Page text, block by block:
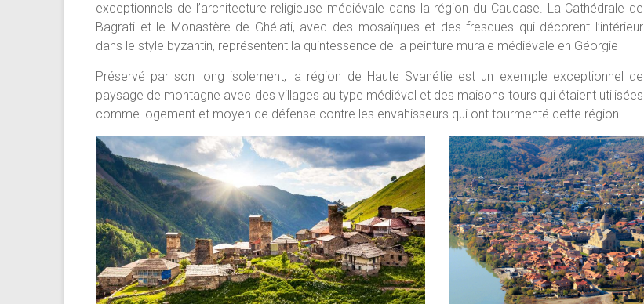
exceptionnels de l’architecture religieuse médiévale dans la région du Caucase. La Cathédrale de
Bagrati et le Monastère de Ghélati, avec des mosaïques et des fresques qui décorent l’intérieur
dans le style byzantin, représentent la quintessence de la peinture murale médiévale en Géorgie
Préservé par son long isolement, la région de Haute Svanétie est un exemple exceptionnel de
paysage de montagne avec des villages au type médiéval et des maisons tours qui étaient utilisées
comme logement et moyen de défense contre les envahisseurs qui ont tourmenté cette région.